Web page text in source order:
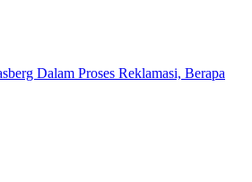
Dalam Proses Reklamasi, Berapa